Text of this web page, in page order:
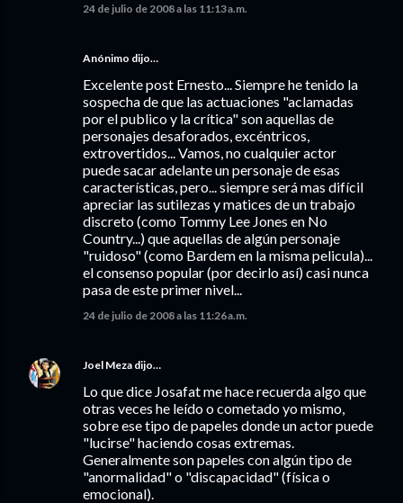
24 de julio de 2008 a las 11:13 a.m.
Anónimo dijo…
Excelente post Ernesto... Siempre he tenido la
sospecha de que las actuaciones "aclamadas
por el publico y la crítica" son aquellas de
personajes desaforados, excéntricos,
extrovertidos... Vamos, no cualquier actor
puede sacar adelante un personaje de esas
características, pero... siempre será mas difícil
apreciar las sutilezas y matices de un trabajo
discreto (como Tommy Lee Jones en No
Country...) que aquellas de algún personaje
"ruidoso" (como Bardem en la misma pelicula)...
el consenso popular (por decirlo así) casi nunca
pasa de este primer nivel...
24 de julio de 2008 a las 11:26 a.m.
Joel Meza dijo…
Lo que dice Josafat me hace recuerda algo que
otras veces he leído o cometado yo mismo,
sobre ese tipo de papeles donde un actor puede
"lucirse" haciendo cosas extremas.
Generalmente son papeles con algún tipo de
"anormalidad" o "discapacidad" (física o
emocional).